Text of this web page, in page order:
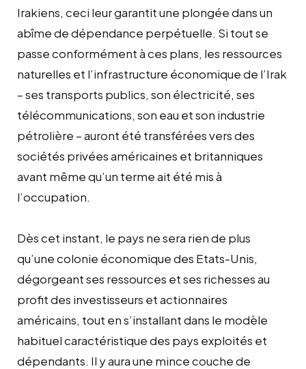
Irakiens, ceci leur garantit une plongée dans un
abîme de dépendance perpétuelle. Si tout se
passe conformément à ces plans, les ressources
naturelles et l’infrastructure économique de l’Irak
– ses transports publics, son électricité, ses
télécommunications, son eau et son industrie
pétrolière – auront été transférées vers des
sociétés privées américaines et britanniques
avant même qu’un terme ait été mis à
l’occupation.
Dès cet instant, le pays ne sera rien de plus
qu’une colonie économique des Etats-Unis,
dégorgeant ses ressources et ses richesses au
profit des investisseurs et actionnaires
américains, tout en s’installant dans le modèle
habituel caractéristique des pays exploités et
dépendants. Il y aura une mince couche de